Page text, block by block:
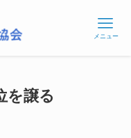
メニュー
を譲る